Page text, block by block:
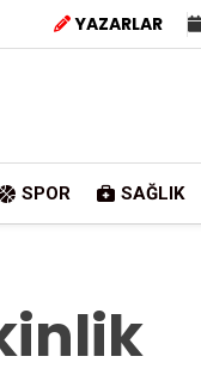
YAZARLAR
SPOR SAĞLIK